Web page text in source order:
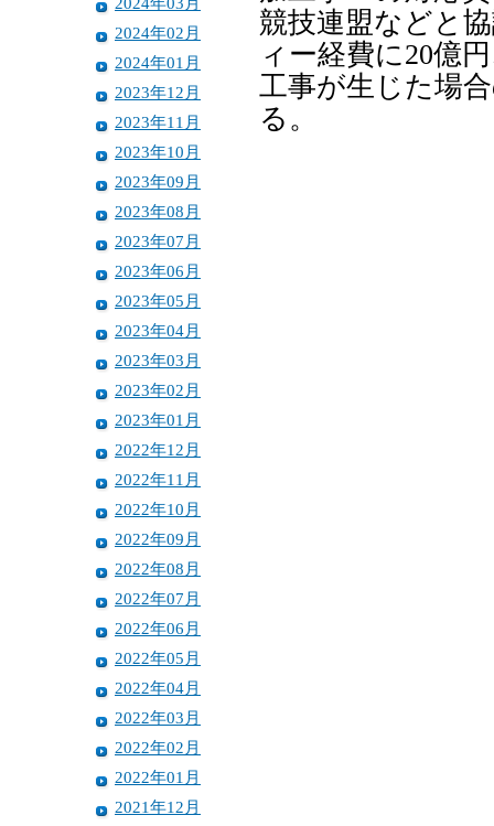
2024年02月
2024年01月
2023年12月
2023年11月
2023年10月
2023年09月
2023年08月
2023年07月
2023年06月
2023年05月
2023年04月
2023年03月
2023年02月
2023年01月
2022年12月
2022年11月
2022年10月
2022年09月
2022年08月
2022年07月
2022年06月
2022年05月
2022年04月
2022年03月
2022年02月
2022年01月
2021年12月
競技連盟などと
ィー経費に20億
工事が生じた場
る。